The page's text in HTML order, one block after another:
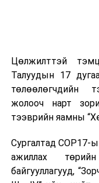
Цөлжилттэй
Талуудын 17
төлөөлөгчдийн
жолооч нарт
тээврийн яамны
Сургалтад COP17-
ажиллах
байгууллагууд,